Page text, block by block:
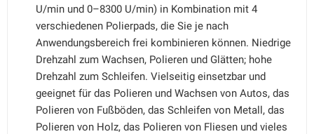
U/min und 0–8300 U/min) in Kombination mit 4
verschiedenen Polierpads, die Sie je nach
Anwendungsbereich frei kombinieren können. Niedrige
Drehzahl zum Wachsen, Polieren und Glätten; hohe
Drehzahl zum Schleifen. Vielseitig einsetzbar und
geeignet für das Polieren und Wachsen von Autos, das
Polieren von Fußböden, das Schleifen von Metall, das
Polieren von Holz, das Polieren von Fliesen und vieles